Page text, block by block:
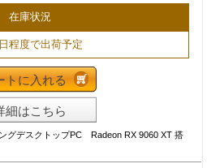
在庫状況
程度で出荷予定
トに入れる
細はこちら
グデスクトップPC Radeon RX 9060 XT 搭